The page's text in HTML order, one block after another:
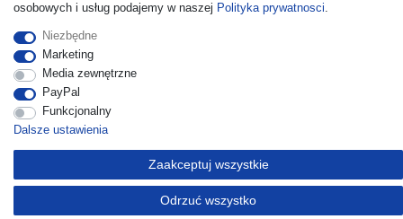
osobowych i usług podajemy w naszej Polityka prywatnosci.
Niezbędne
Marketing
Media zewnętrzne
PayPal
Funkcjonalny
Dalsze ustawienia
Zaakceptuj wszystkie
Odrzuć wszystko